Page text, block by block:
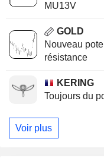
MU13V
GOLD
Nouveau
résistance
KERING
Toujours du
Voir plus